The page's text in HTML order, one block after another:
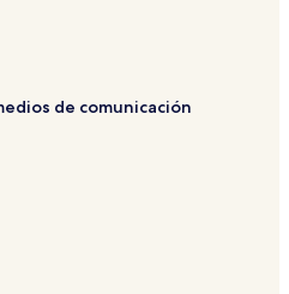
de comunicación